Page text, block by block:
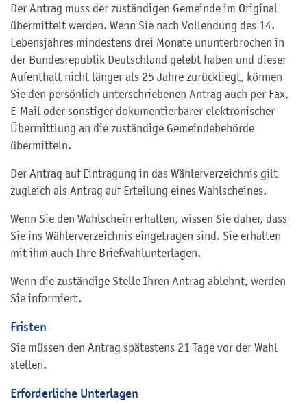
Der Antrag muss der zuständigen Gemeinde im Original
übermittelt werden. Wenn Sie nach Vollendung des 14.
Lebensjahres mindestens drei Monate ununterbrochen in
der Bundesrepublik Deutschland gelebt haben und dieser
Aufenthalt nicht länger als 25 Jahre zurückliegt, können
Sie den persönlich unterschriebenen Antrag auch per Fax,
E-Mail oder sonstiger dokumentierbarer elektronischer
Übermittlung an die zuständige Gemeindebehörde
übermitteln.
Der Antrag auf Eintragung in das Wählerverzeichnis gilt
zugleich als Antrag auf Erteilung eines Wahlscheines.
Wenn Sie den Wahlschein erhalten, wissen Sie daher, dass
Sie ins Wählerverzeichnis eingetragen sind. Sie erhalten
mit ihm auch Ihre Briefwahlunterlagen.
Wenn die zuständige Stelle Ihren Antrag ablehnt, werden
Sie informiert.
Fristen
Sie müssen den Antrag spätestens 21 Tage vor der Wahl
stellen.
Erforderliche Unterlagen